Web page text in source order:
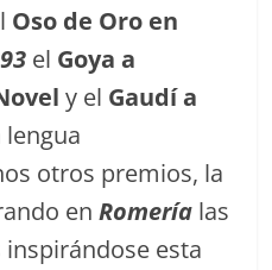
Oso de Oro en
el Goya a
y el Gaudí a
lengua
otros premios, la
enRomería las
esta